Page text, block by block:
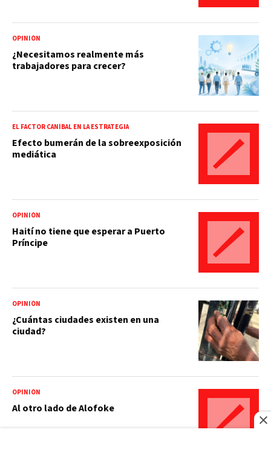
OPINIÓN
¿Necesitamos realmente más
trabajadores para crecer?
EL FACTOR CANÍBAL EN LA ESTRATEGIA
Efecto bumerán de la sobreexposición
mediática
OPINIÓN
Haití no tiene que esperar a Puerto
Príncipe
OPINIÓN
¿Cuántas ciudades existen en una
ciudad?
OPINIÓN
Al otro lado de Alofoke